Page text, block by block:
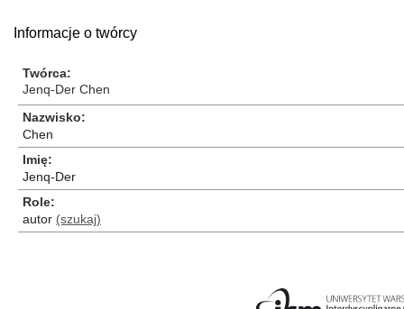
Informacje o twórcy
Twórca
Jenq-Der Chen
Nazwisko
Chen
Imię
Jenq-Der
Role
autor (szukaj)